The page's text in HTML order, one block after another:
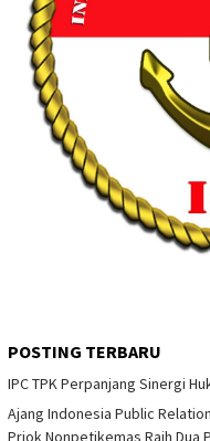
POSTING TERBARU
IPC TPK Perpanjang Sinergi
Ajang Indonesia Public
Priok Nonpetikemas Raih Dua